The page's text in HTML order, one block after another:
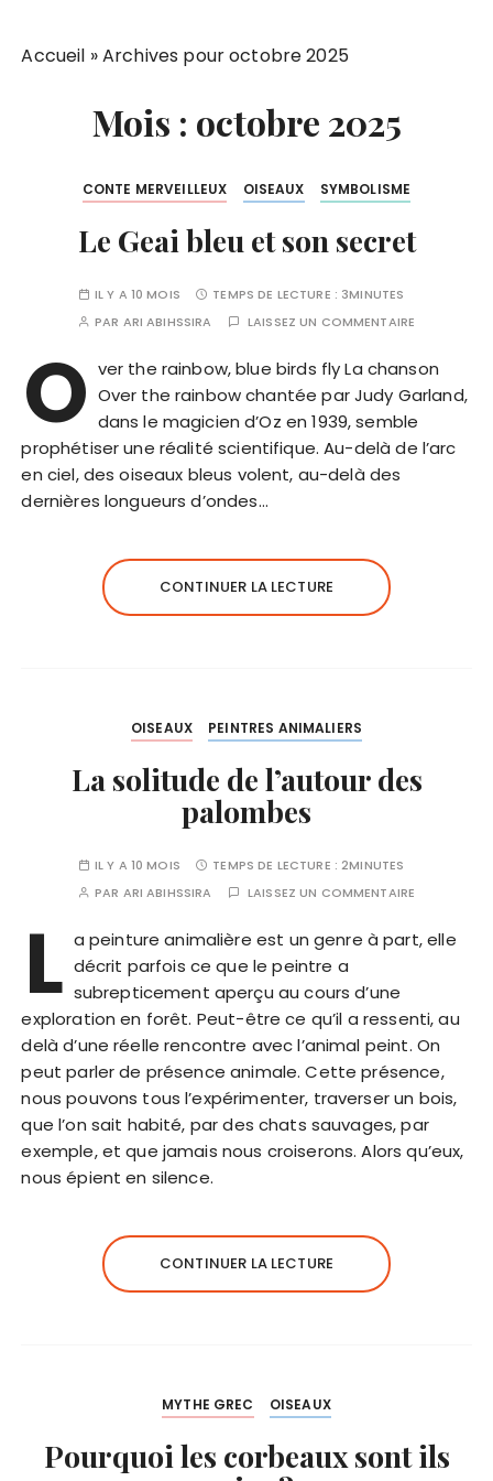
Accueil »Archives pour octobre 2025
Mois : octobre 2025
CONTE MERVEILLEUX OISEAUX SYMBOLISME
Le Geai bleu et son secret
IL Y A 10 MOIS TEMPS DE LECTURE : 3MINUTES
PAR ARI ABIHSSIRA LAISSEZ UN COMMENTAIRE
O ver the rainbow, blue birds fly La chanson
Over the rainbow chantée par Judy Garland,
dans le magicien d’Oz en 1939, semble
prophétiser une réalité scientifique. Au-delà de l’arc
en ciel, des oiseaux bleus volent, au-delà des
dernières longueurs d’ondes…
CONTINUER LA LECTURE
OISEAUX PEINTRES ANIMALIERS
La solitude de l’autour des
palombes
IL Y A 10 MOIS TEMPS DE LECTURE :2MINUTES
PAR ARI ABIHSSIRA LAISSEZ UN COMMENTAIRE
L a peinture animalière est un genre à part, elle
décrit parfois ce que le peintre a
subrepticement aperçu au cours d’une
exploration en forêt. Peut-être ce qu’il a ressenti, au
delà d’une réelle rencontre avec l’animal peint. On
peut parler de présence animale. Cette présence,
nous pouvons tous l’expérimenter, traverser un bois,
que l’on sait habité, par des chats sauvages, par
exemple, et que jamais nous croiserons. Alors qu’eux,
nous épient en silence.
CONTINUER LA LECTURE
MYTHE GREC OISEAUX
Pourquoi les corbeaux sont ils